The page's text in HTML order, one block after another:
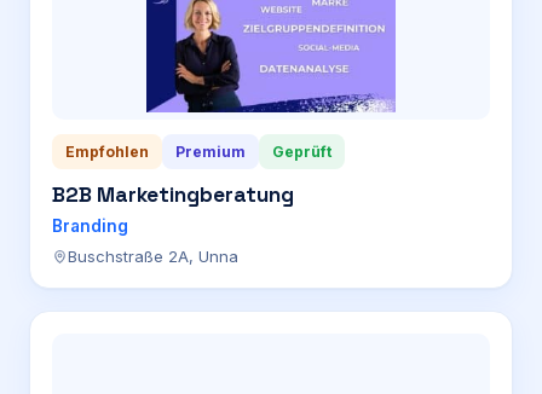
Empfohlen Premium Geprüft
B2B Marketingberatung
Branding
Buschstraße 2A, Unna